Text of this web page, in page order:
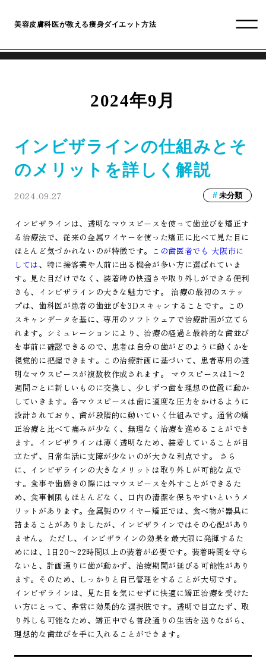
美容皮膚科医が教える痩身ダイエット方法
2024年9月
インビザラインの仕組みとそ
のメリットを詳しく解説
2024.09.27 未分類
インビザラインは、透明なマウスピースを使って歯並びを矯正す
る治療法で、従来の金属ワイヤーを使った矯正に比べて見た目に
ほとんど気づかれないのが特徴です。
この歯医者でも 大阪市に
しては、特に接客業や人前に出る機会が多い方に選ばれていま
す。見た目だけでなく、装着時の快適さや取り外しができる便利
さも、インビザラインの大きな魅力です。 治療の最初のステッ
プは、歯科医が患者の歯並びを3Dスキャンすることです。この
スキャンデータを基に、専用のソフトウェアで治療計画が立てら
れます。シミュレーションにより、治療の経過と最終的な歯並び
を事前に確認できるので、患者は自分の歯がどのように動くかを
視覚的に把握できます。この治療計画に基づいて、患者専用の透
明なマウスピースが複数枚作成されます。 マウスピースは1〜2
週間ごとに新しいものに交換し、少しずつ歯を理想の位置に動か
していきます。各マウスピースは歯に適度な圧力をかけるように
設計されており、歯が段階的に動いていく仕組みです。通常の矯
正治療と比べて痛みが少なく、無理なく治療を進めることができ
ます。インビザラインは薄く透明なため、装着していることが目
立たず、日常生活に支障が少ないのが大きな利点です。 さら
に、インビザラインの大きなメリットは取り外しが可能な点で
す。食事や歯磨きの際にはマウスピースを外すことができるた
め、食事制限もほとんどなく、口内の清潔を保ちやすいというメ
リットがあります。金属製のワイヤー矯正では、食べ物が器具に
詰まることがありましたが、インビザラインではその心配があり
ません。 ただし、インビザラインの効果を最大限に発揮するた
めには、1日20〜22時間以上の装着が必要です。装着時間を守ら
ないと、計画通りに歯が動かず、治療期間が延びる可能性があり
ます。そのため、しっかりと自己管理をすることが大切です。
インビザラインは、見た目を気にせずに快適に矯正治療を受けた
い方にとって、非常に効果的な選択肢です。透明で目立たず、取
り外しも可能なため、矯正中でも普段通りの生活を送りながら、
理想的な歯並びを手に入れることができます。